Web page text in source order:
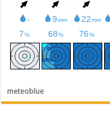
meteoblue